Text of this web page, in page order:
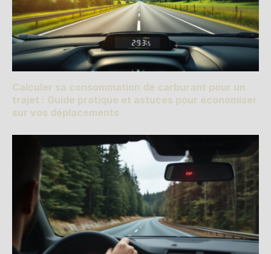
Calculer sa consommation de carburant pour un
trajet : Guide pratique et astuces pour économiser
sur vos déplacements